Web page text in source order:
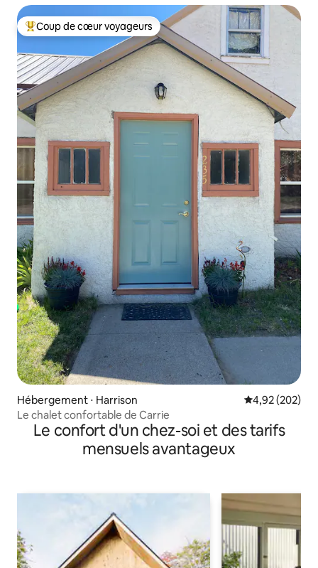
Coups de cœur voyageurs les plus appréciés
Coup de cœur voyageurs
Hébergement ⋅ Harrison Évaluation
4,92 (202)
Le chalet confortable de Carrie
Le confort d'un chez-soi et des tarifs
mensuels avantageux